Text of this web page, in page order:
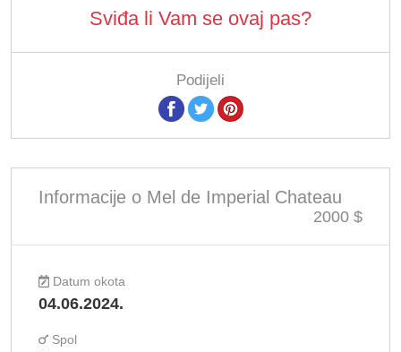
Sviđa li Vam se ovaj pas?
Podijeli
Informacije o Mel de Imperial Chateau
2000 $
Datum okota
04.06.2024.
Spol